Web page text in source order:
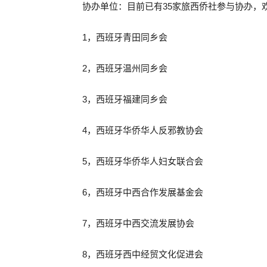
协办单位：目前已有35家旅西侨社参与协办，
1，西班牙青田同乡会
2，西班牙温州同乡会
3，西班牙福建同乡会
4，西班牙华侨华人反邪教协会
5，西班牙华侨华人妇女联合会
6，西班牙中西合作发展基金会
7，西班牙中西交流发展协会
8，西班牙西中经贸文化促进会